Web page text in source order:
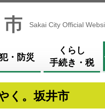
Sakai City Official
・防災
くらし
手続き・税
く。坂井市